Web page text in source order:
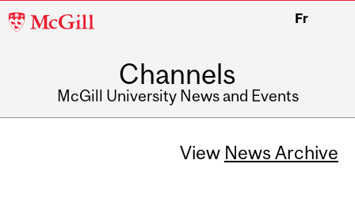
McGill
Fr
Channels
McGill University News and Events
View News Archive